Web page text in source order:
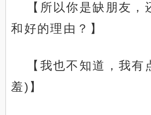
【所以你是缺朋友，
和好的理由？】
【我也不知道，我有
羞)】